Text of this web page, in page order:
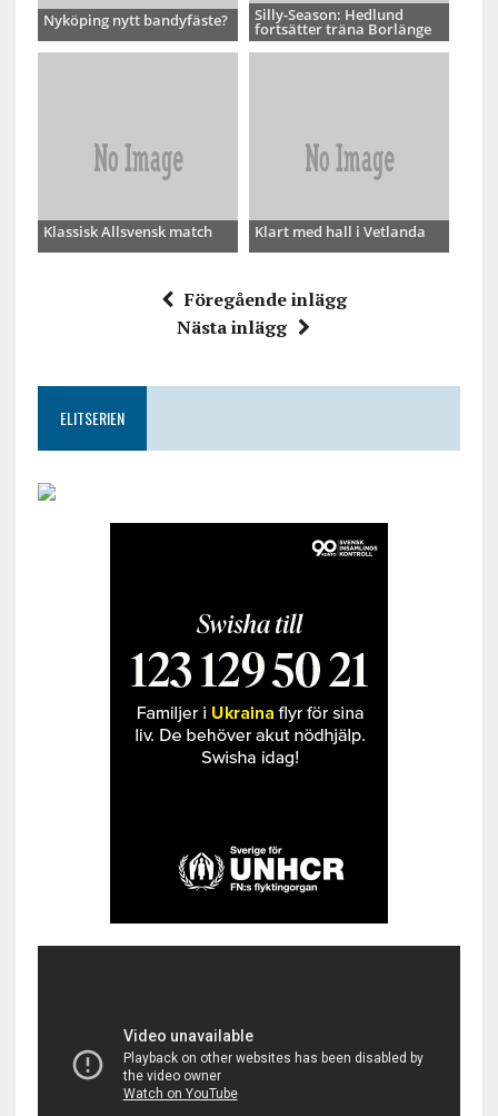
Nyköping nytt bandyfäste? Silly-Season: Hedlund
fortsätter träna Borlänge
Klassisk Allsvensk match Klart med hall i Vetlanda
Föregående inlägg
Nästa inlägg
ELITSERIEN